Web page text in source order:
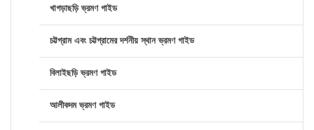
খাগড়াছড়ি ভ্রমণ গাইড
চট্টগ্রাম এবং চট্টগ্রামের দর্শনীয় স্থান ভ্রমণ গাইড
বিলাইছড়ি ভ্রমণ গাইড
আলীকদম ভ্রমণ গাইড